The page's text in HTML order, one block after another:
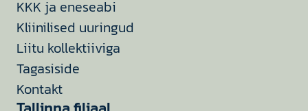
KKK ja eneseabi
Kliinilised uuringud
Liitu kollektiiviga
Tagasiside
Kontakt